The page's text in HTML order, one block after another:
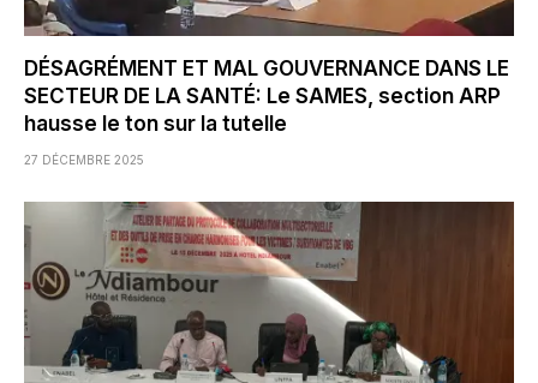
DÉSAGRÉMENT ET MAL GOUVERNANCE DANS LE
SECTEUR DE LA SANTÉ: Le SAMES, section ARP
hausse le ton sur la tutelle
27 DÉCEMBRE 2025